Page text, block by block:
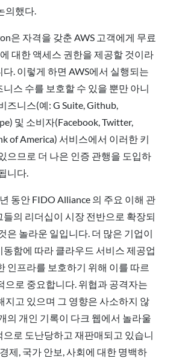
의했다.
은 자격을 갖춘 AWS 고객에게 무료
대한 액세스 권한을 제공할 것이라
다. 이렇게 하면 AWS에서 실행되는
스 수를 보호할 수 있을 뿐만 아니
즈니스(예: G Suite, Github,
및 소비자(Facebook, Twitter,
of America) 서비스에서 이러한 키
으므로 더 나은 인증 관행을 도입하
니다.
동안 FIDO Alliance 의 주요 이해 관
들의 리더십이 시장 전반으로 확장되
은 놀라운 일입니다. 더 많은 기업이
동함에 따라 클라우드 서비스 제공업
인프라를 보호하기 위해 이를 따르
으로 중요합니다. 위협과 공격자는
지고 있으며 그 영향은 사소하지 않
의 개인 기록이 다크 웹에서 놀라울
으로 도난당하고 재판매되고 있습니
제, 국가 안보, 사회에 대한 명백하